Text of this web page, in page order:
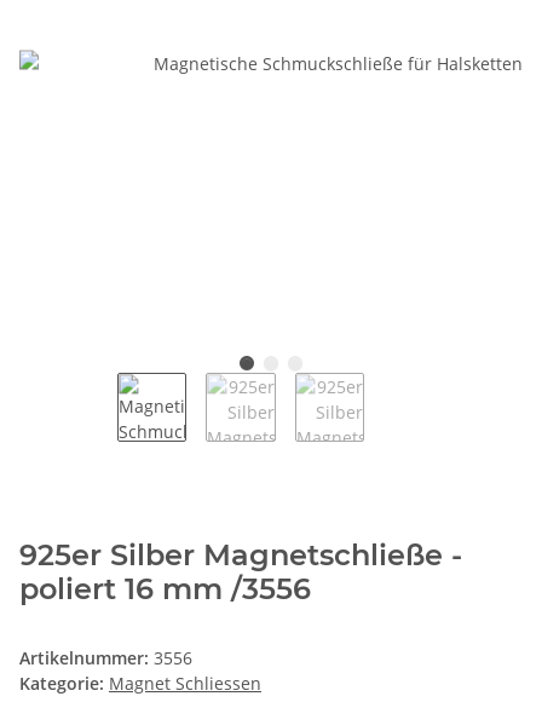
925er Silber Magnetschließe -
poliert 16 mm /3556
Artikelnummer: 3556
Kategorie: Magnet Schliessen